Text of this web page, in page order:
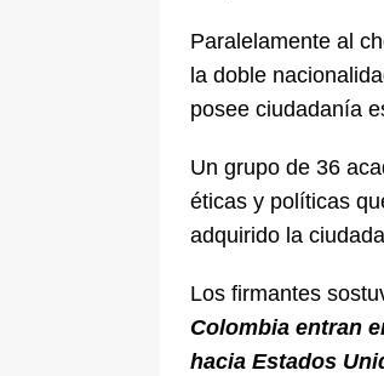
Paralelamente al
la doble
posee ciudadanía
Un grupo de 36
éticas y políticas
adquirido la
Los firmantes
Colombia entran
hacia Estados